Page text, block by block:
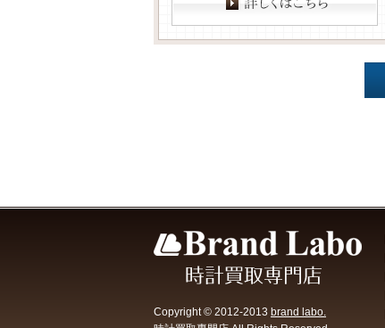
Copyright © 2012-2013 brand labo.